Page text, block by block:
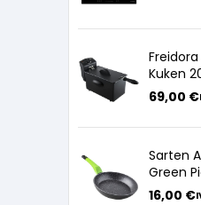
Kuken
69,00 €
Sarten
Green
24cm
16,00 €